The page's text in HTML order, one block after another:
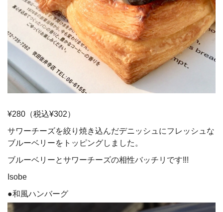
¥280（税込¥302）
サワーチーズを絞り焼き込んだデニッシュにフレッシュな
ブルーベリーをトッピングしました。
ブルーベリーとサワーチーズの相性バッチリです‼!
Isobe
●和風ハンバーグ